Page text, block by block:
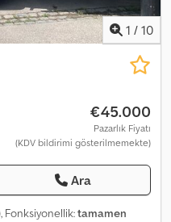
araçlar ve kaynaklar
erişilebilir.
1 / 10
€45.000
Pazarlık Fiyatı
(KDV bildirimi gösterilmemekte)
Ara
, Fonksiyonellik:tamamen